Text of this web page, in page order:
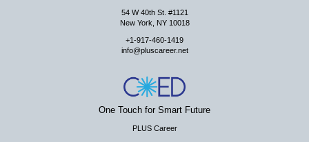
리 행위도 할 수 없습니다.
사가 통지하는 사항을 준수하여야 하며, 기타 회사의 업무에 방
해되는 행위를 하여서는 아니 됩니다.
제8조 (회원의 관리)
① 회원은 언제든 이 약관에 대한 동의를 철회할 수 있습니다.
54 W 40th St. #1121
New York, NY 10018
+1-917-460-1419
info@pluscareer.net
One Touch for Smart Future
PLUS Career